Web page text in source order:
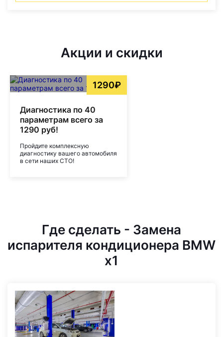
Акции и скидки
1290₽
Диагностика по 40
параметрам всего за
1290 руб!
Пройдите комплексную
диагностику вашего автомобиля
в сети наших СТО!
Где сделать - Замена
испарителя кондиционера BMW
x1